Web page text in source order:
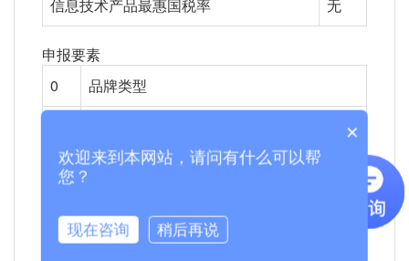
信息技术产品最惠国税率
无
申报要素
0
品牌类型
是否活性酵母
包装规格
×
欢迎来到本网站，请问有什么可以帮
您？
现在咨询 稍后再说